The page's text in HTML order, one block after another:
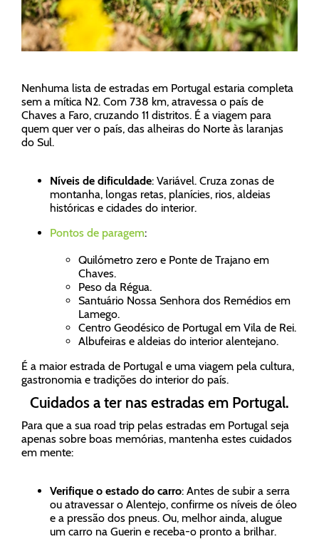
Nenhuma lista de estradas em Portugal estaria completa
sem a mítica N2. Com 738 km, atravessa o país de
Chaves a Faro, cruzando 11 distritos. É a viagem para
quem quer ver o país, das alheiras do Norte às laranjas
do Sul.
Níveis de dificuldade: Variável. Cruza zonas de
montanha, longas retas, planícies, rios, aldeias
históricas e cidades do interior.
Pontos de paragem:
Quilómetro zero e Ponte de Trajano em
Chaves.
Peso da Régua.
Santuário Nossa Senhora dos Remédios em
Lamego.
Centro Geodésico de Portugal em Vila de Rei.
Albufeiras e aldeias do interior alentejano.
É a maior estrada de Portugal e uma viagem pela cultura,
gastronomia e tradições do interior do país.
Cuidados a ter nas estradas em Portugal.
Para que a sua road trip pelas estradas em Portugal seja
apenas sobre boas memórias, mantenha estes cuidados
em mente:
Verifique o estado do carro: Antes de subir a serra
ou atravessar o Alentejo, confirme os níveis de óleo
e a pressão dos pneus. Ou, melhor ainda, alugue
um carro na Guerin e receba-o pronto a brilhar.